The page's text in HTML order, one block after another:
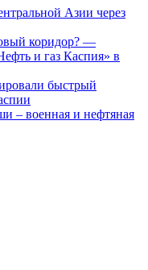
Азии через
коридор? —
и газ Каспия» в
быстрый
– военная и нефтяная